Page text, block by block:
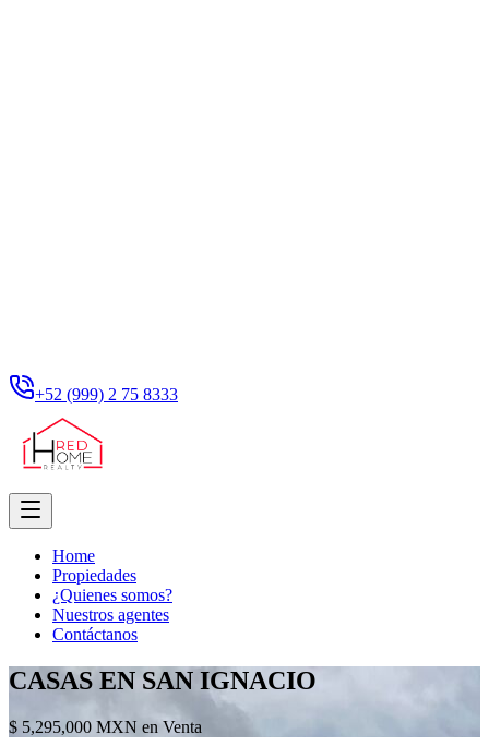
+52 (999) 2 75 8333
Home
Propiedades
¿Quienes somos?
Nuestros agentes
Contáctanos
CASAS EN SAN IGNACIO
$ 5,295,000 MXN en Venta